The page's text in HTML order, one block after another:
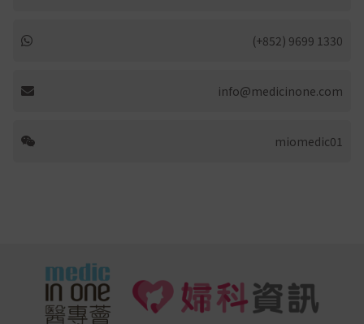
(+852) 9699 1330
info@medicinone.com
miomedic01